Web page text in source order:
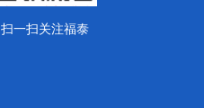
扫一扫关注福泰